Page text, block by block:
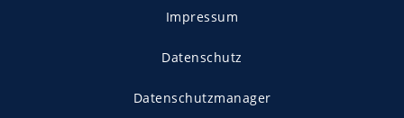
Impressum
Datenschutz
Datenschutzmanager